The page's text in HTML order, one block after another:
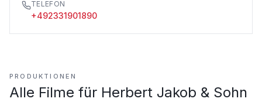
TELEFON
+492331901890
PRODUKTIONEN
Alle Filme für Herbert Jakob & Sohn